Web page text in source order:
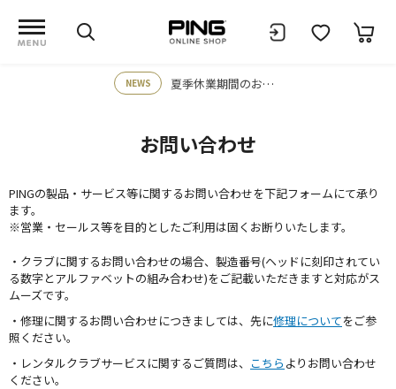
NEWS 夏季休業期間のお知らせ
お問い合わせ
PINGの製品・サービス等に関するお問い合わせを下記フォームにて承り
ます。
※営業・セールス等を目的としたご利用は固くお断りいたします。
・クラブに関するお問い合わせの場合、製造番号(ヘッドに刻印されてい
る数字とアルファベットの組み合わせ)をご記載いただきますと対応がス
ムーズです。
・修理に関するお問い合わせにつきましては、先に修理についてをご参
照ください。
・レンタルクラブサービスに関するご質問は、 こちら よりお問い合わせ
ください。